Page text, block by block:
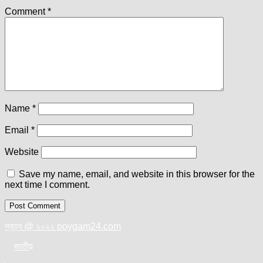
Comment*
Name *
Email *
Website
Save my name, email, and website in this browser for the
next time I comment.
স্বত্ব @ ২০২২ poygam24.com
জাতীয়